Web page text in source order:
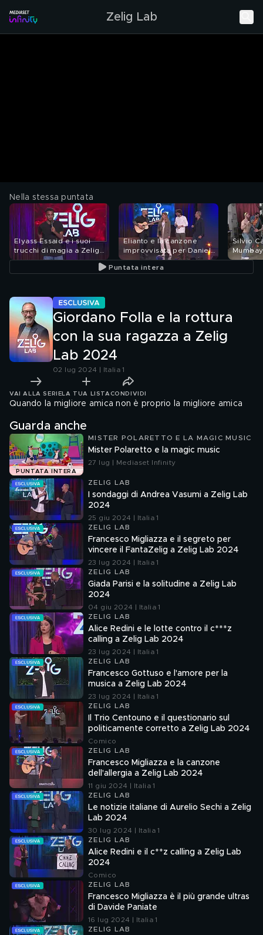
Zelig Lab
Nella stessa puntata
Elyass Essaid e i suoi
trucchi di magia a Zelig
Lab 2024
Elianto e la canzone
improvvisata per Daniele
e Marianna a Zelig Lab
2024
Silvio
Puntata intera
Giordano Folla e la rottura
con la sua ragazza a Zelig
Lab 2024
02 lug 2024 | Italia 1
VAI ALLA SERIE LA TUA LISTA CONDIVIDI
Quando la migliore amica non è proprio la migliore amica
Guarda anche
PUNTATA INTERA
MISTER POLARETTO E LA MAGIC MUSIC
Mister Polaretto e la magic music
27 lug | Mediaset Infinity
ZELIG LAB
I sondaggi di Andrea Vasumi a Zelig Lab
2024
25 giu 2024 | Italia 1
ZELIG LAB
Francesco Migliazza e il segreto per
vincere il FantaZelig a Zelig Lab 2024
23 lug 2024 | Italia 1
ZELIG LAB
Giada Parisi e la solitudine a Zelig Lab
2024
04 giu 2024 | Italia 1
ZELIG LAB
Alice Redini e le lotte contro il c***z
calling a Zelig Lab 2024
23 lug 2024 | Italia 1
ZELIG LAB
Francesco Gottuso e l'amore per la
musica a Zelig Lab 2024
23 lug 2024 | Italia 1
ZELIG LAB
Il Trio Centouno e il questionario sul
politicamente corretto a Zelig Lab 2024
Comico
ZELIG LAB
Francesco Migliazza e la canzone
dell'allergia a Zelig Lab 2024
11 giu 2024 | Italia 1
ZELIG LAB
Le notizie italiane di Aurelio Sechi a Zelig
Lab 2024
30 lug 2024 | Italia 1
ZELIG LAB
Alice Redini e il c**z calling a Zelig Lab
2024
Comico
ZELIG LAB
Francesco Migliazza è il più grande ultras
di Davide Paniate
16 lug 2024 | Italia 1
ZELIG LAB